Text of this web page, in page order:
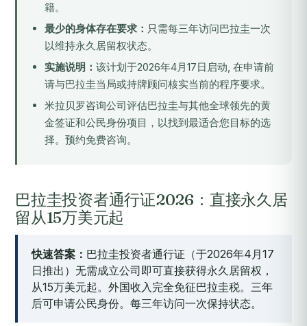
籍。
最少的身体存在要求： 只需每三年访问巴拉圭一次
以维持永久居留权状态。
实施说明： 该计划于2026年4月17日启动, 在申请前
请与巴拉圭当局或持牌顾问核实当前的程序要求。
米拉贝罗咨询公司评估巴拉圭与其他全球领先的黄
金签证和公民身份项目，以找到最适合您目标的选
择。 预约免费咨询。
巴拉圭投资者通行证2026：直接永久居
留从15万美元起
快速答案： 巴拉圭投资者通行证（于2026年4月17
日推出）无需成立公司即可直接获得永久居留权，
从15万美元起。外国收入完全免征巴拉圭税。三年
后可申请公民身份。每三年访问一次保持状态。